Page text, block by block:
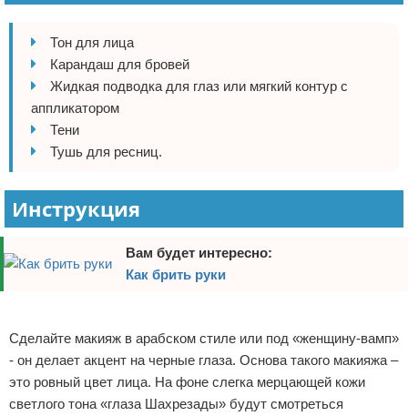
Тон для лица
Карандаш для бровей
Жидкая подводка для глаз или мягкий контур с
аппликатором
Тени
Тушь для ресниц.
Инструкция
Вам будет интересно:
Как брить руки
Сделайте макияж в арабском стиле или под «женщину-вамп»
- он делает акцент на черные глаза. Основа такого макияжа –
это ровный цвет лица. На фоне слегка мерцающей кожи
светлого тона «глаза Шахрезады» будут смотреться